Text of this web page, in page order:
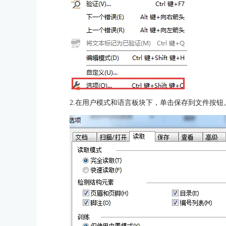
2.在用户模式和语言板块下，单击保存到文件按钮